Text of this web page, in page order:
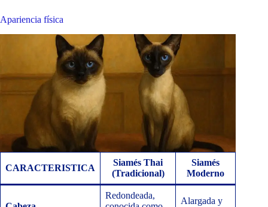
Apariencia física
CARACTERISTICA
Siamés Thai
(Tradicional)
Siamés
Moderno
Redondeada,
Alargada y